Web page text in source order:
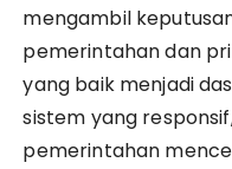
mengambil
pemerintahan dan
yang baik menjadi
sistem yang
pemerintahan